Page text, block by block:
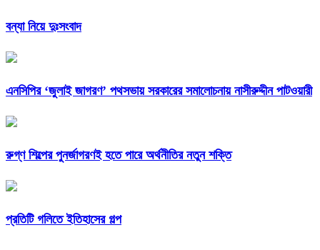
বন্যা নিয়ে দুঃসংবাদ
এনসিপির ‘জুলাই জাগরণ’ পথসভায় সরকারের সমালোচনায় নাসীরুদ্দীন পাটওয়ারী
রুগ্ণ শিল্পের পুনর্জাগরণই হতে পারে অর্থনীতির নতুন শক্তি
প্রতিটি গলিতে ইতিহাসের গল্প